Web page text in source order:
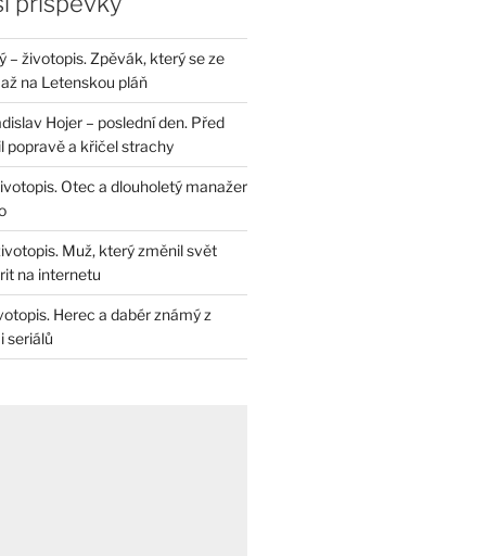
– životopis. Zpěvák, který se ze
na Letenskou pláň
Hojer – poslední den. Před
popravě a křičel strachy
Otec a dlouholetý manažer
Muž, který změnil svět
na internetu
Herec a dabér známý z
seriálů